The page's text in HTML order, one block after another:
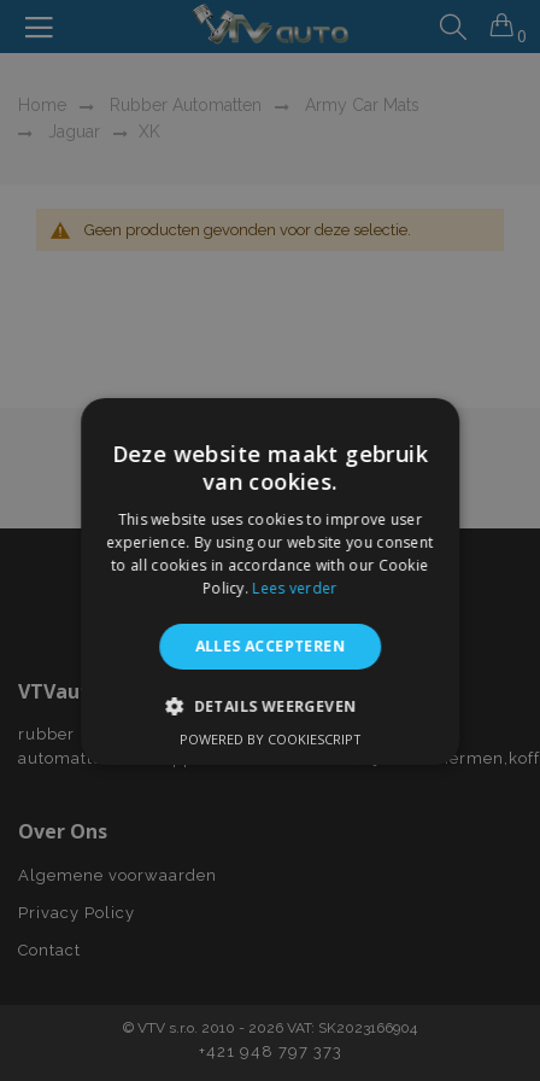
0
Home Rubber Automatten
Army Car Mats
Jaguar
XK
Geen producten gevonden voor deze selectie.
VTVauto.nl
rubber
Over Ons
Algemene voorwaarden
Privacy Policy
Contact
© VTV s.r.o. 2010 - 2026 VAT: SK2023166904
+421 948 797 373
Deze website maakt gebruik
van cookies.
This website uses cookies to improve user
experience. By using our website you consent
to all cookies in accordance with our Cookie
Policy. Lees verder
ALLES ACCEPTEREN
DETAILS WEERGEVEN
Strictly necessary cookies allow core website
functionality such as user login and account
POWERED BY COOKIESCRIPT